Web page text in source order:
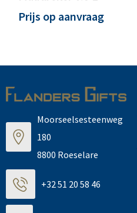
Prijs op aanvraag
Moorseelsesteenweg
180
8800 Roeselare
+32 51 20 58 46